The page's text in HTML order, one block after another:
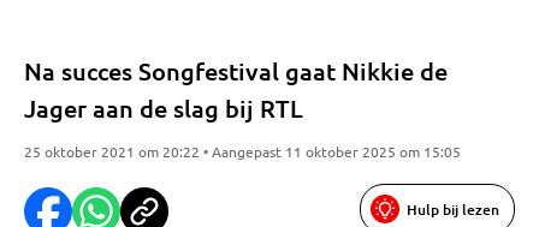
Na succes Songfestival gaat Nikkie de
Jager aan de slag bij RTL
25 oktober 2021 om 20:22 • Aangepast 11 oktober 2025 om 15:05
Hulp bij lezen